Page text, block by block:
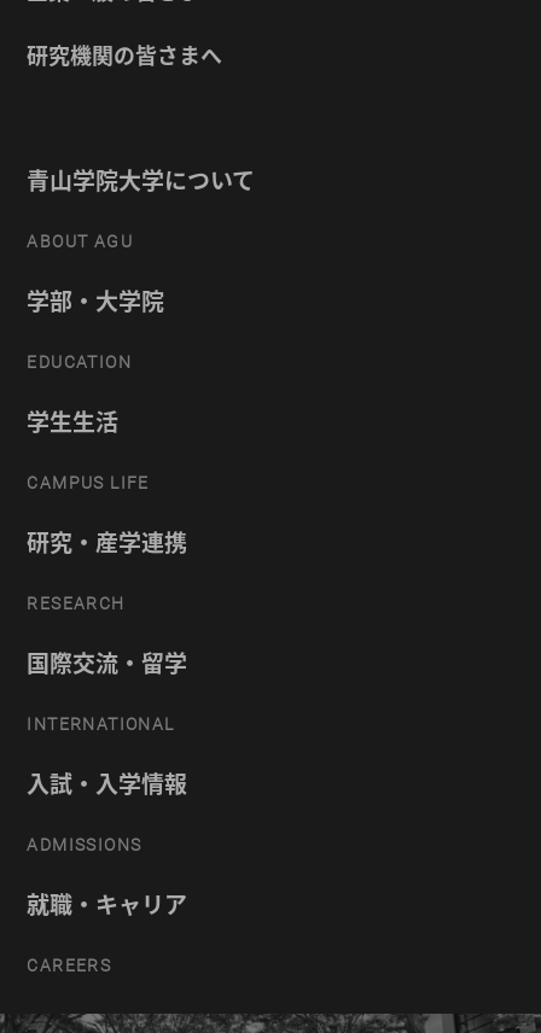
研究機関の皆さまへ
青山学院大学について
ABOUT AGU
学部・大学院
EDUCATION
学生生活
CAMPUS LIFE
研究・産学連携
RESEARCH
国際交流・留学
INTERNATIONAL
入試・入学情報
ADMISSIONS
就職・キャリア
CAREERS